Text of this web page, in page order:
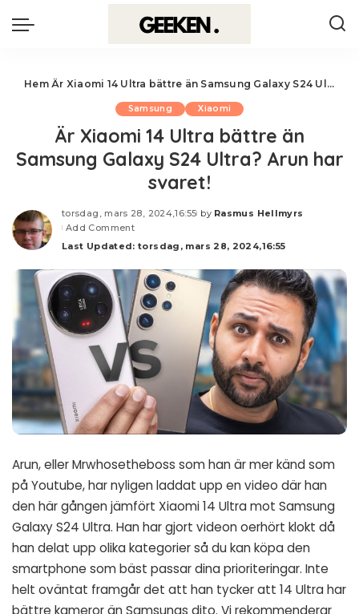
Hem Är Xiaomi 14 Ultra bättre än Samsung Galaxy S24 Ultra? Arun har svaret!
Samsung Xiaomi
Är Xiaomi 14 Ultra bättre än
Samsung Galaxy S24 Ultra? Arun har
svaret!
torsdag, mars 28, 2024,16:55
Posted
by Rasmus Hellmyrs
Add Comment
Last Updated: torsdag, mars 28, 2024,16:55
Arun, eller Mrwhosetheboss som han är mer känd som
på Youtube, har nyligen laddat upp en video där han
den här gången jämfört Xiaomi 14 Ultra mot Samsung
Galaxy S24 Ultra. Han har gjort videon oerhört klokt då
han delat upp olika kategorier så du kan köpa den
smartphone som bäst passar dina prioriteringar. Inte
helt oväntat framgår det att han tycker att 14 Ultra har
bättre kameror än Samsungs dito. Vi rekommenderar